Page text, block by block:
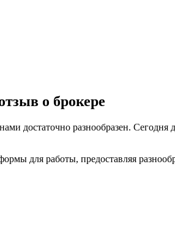
о брокере
достаточно разнообразен.
для работы, предоставляя